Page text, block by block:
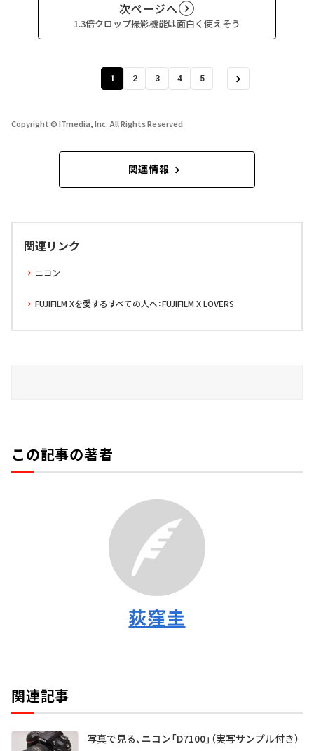
次ページへ
1.3倍クロップ撮影機能は面白く使えそう
1 2 3 4 5
Copyright © ITmedia, Inc. All Rights Reserved.
関連情報
関連リンク
ニコン
FUJIFILM Xを愛するすべての人へ：FUJIFILM X LOVERS
この記事の著者
荻窪圭
関連記事
写真で見る、ニコン「D7100」（実写サンプル付き）